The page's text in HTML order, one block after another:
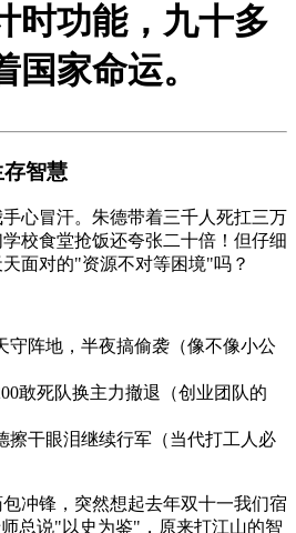
时功能，九十多
家命运。
智慧
心冒汗。朱德带着三千人死扛三万
校食堂抢饭还夸张二十倍！但仔细
面对的"资源不对等困境"吗？
守阵地，半夜搞偷袭（像不像小公
敢死队换主力撤退（创业团队的
擦干眼泪继续行军（当代打工人必
冲锋，突然想起去年双十一我们宿
总说"以史为鉴"，原来打江山的智